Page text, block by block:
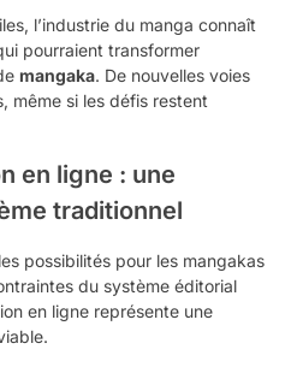
l’industrie du manga connaît
pourraient transformer
mangaka. De nouvelles voies
même si les défis restent
en ligne : une
traditionnel
possibilités pour les mangakas
du système éditorial
en ligne représente une